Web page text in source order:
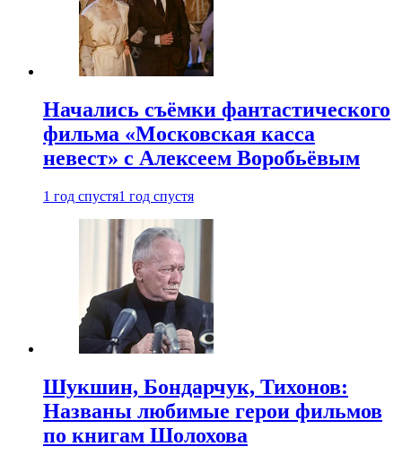
Начались съёмки фантастического
фильма «Московская касса
невест» с Алексеем Воробьёвым
1 год спустя1 год спустя
Шукшин, Бондарчук, Тихонов:
Названы любимые герои фильмов
по книгам Шолохова